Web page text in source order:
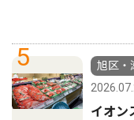
5
旭区・
イオン